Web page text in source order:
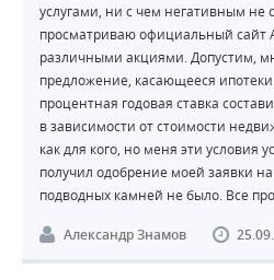
услугами, ни с чем негативным не
просматриваю официальный сайт
различными акциями. Допустим,
предложение, касающееся
процентная годовая ставка
в зависимости от стоимости
как для кого, но меня эти условия
получил одобрение моей заявки
подводных камней не было. Все
Александр Знамов